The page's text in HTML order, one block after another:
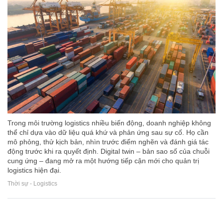
Trong môi trường logistics nhiều biến động, doanh nghiệp không
thể chỉ dựa vào dữ liệu quá khứ và phản ứng sau sự cố. Họ cần
mô phỏng, thử kịch bản, nhìn trước điểm nghẽn và đánh giá tác
động trước khi ra quyết định. Digital twin – bản sao số của chuỗi
cung ứng – đang mở ra một hướng tiếp cận mới cho quản trị
logistics hiện đại.
Thời sự - Logistics